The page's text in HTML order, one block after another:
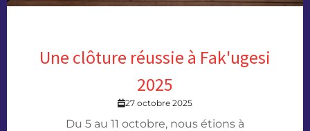
Une clôture réussie à Fak'ugesi
2025
27 octobre 2025
Du 5 au 11 octobre, nous étions à